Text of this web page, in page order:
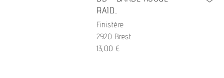
RAID...
Finistère
2920 Brest
13,00 €